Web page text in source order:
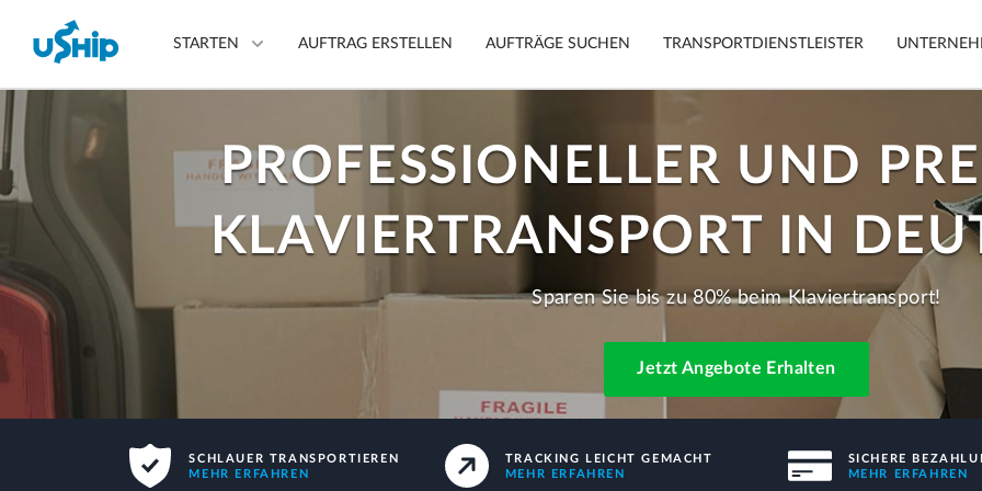
STARTEN
Transportauftrag erstellen
Transportoptionen
vergleichen
auswählen
Fragen? Wir können helfen.
Tracking
Sicherheit
Garantie
Autos
Motorräder
Möbel
Auftrag
AUFTRAG ERSTELLEN AUFTRÄGE SUCHEN TRANSPORTDIENSTLEISTER
PROFESSIONELLER UND
KLAVIERTRANSPORT IN
Sparen Sie bis zu 80% beim Klaviertransport!
Jetzt Angebote Erhalten
SCHLAUER TRANSPORTIEREN
MEHR ERFAHREN
TRACKING LEICHT GEMACHT
MEHR ERFAHREN
SICHERE
MEHR ERFAHREN